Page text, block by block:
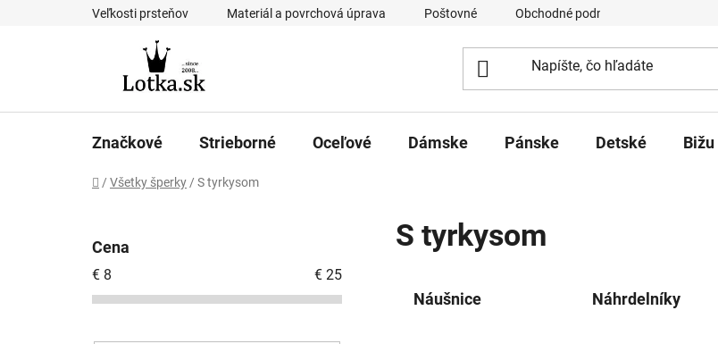
Veľkosti prsteňov Materiál a povrchová úprava Poštovné Obchodné podmienky
Značkové Strieborné Oceľové Dámske Pánske Detské Bižu
Domov
/ Všetky šperky / S tyrkysom
Cena
€ 8 € 25
S tyrkysom
Náušnice Náhrdelníky